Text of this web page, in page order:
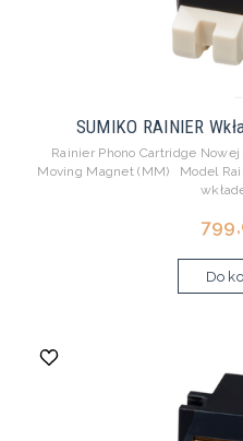
SUMIKO RAINIER
Rainier Phono Cartridge
Moving Magnet (MM) Model
Do